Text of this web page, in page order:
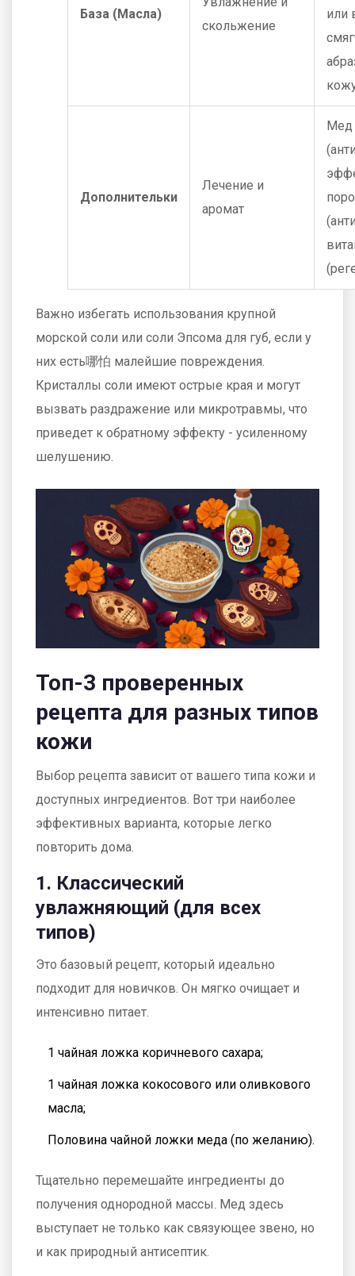
База (Масла)
скольжение
или
Дополнительки
Лечение и
аромат
Мед
Важно избегать использования крупной
морской соли или соли Эпсома для губ, если у
них есть哪怕 малейшие повреждения.
Кристаллы соли имеют острые края и могут
вызвать раздражение или микротравмы, что
приведет к обратному эффекту - усиленному
шелушению.
Топ-3 проверенных
рецепта для разных типов
кожи
Выбор рецепта зависит от вашего типа кожи и
доступных ингредиентов. Вот три наиболее
эффективных варианта, которые легко
повторить дома.
1. Классический
увлажняющий (для всех
типов)
Это базовый рецепт, который идеально
подходит для новичков. Он мягко очищает и
интенсивно питает.
1 чайная ложка коричневого сахара;
1 чайная ложка кокосового или оливкового
масла;
Половина чайной ложки меда (по желанию).
Тщательно перемешайте ингредиенты до
получения однородной массы. Мед здесь
выступает не только как связующее звено, но
и как природный антисептик.